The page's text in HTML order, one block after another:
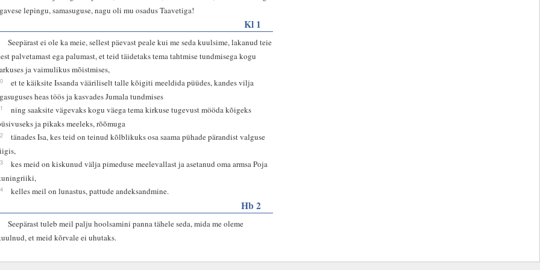
lepingu, samasuguse, nagu oli mu osadus Taavetiga!
Kl 1
Seepärast ei ole ka meie, sellest päevast peale kui me seda kuulsime, lakanud teie
palvetamast ega palumast, et teid täidetaks tema tahtmise tundmisega kogu
ja vaimulikus mõistmises,
et te käiksite Issanda vääriliselt talle kõigiti meeldida püüdes, kandes vilja
heas töös ja kasvades Jumala tundmises
ning saaksite vägevaks kogu väega tema kirkuse tugevust mööda kõigeks
ja pikaks meeleks, rõõmuga
tänades Isa, kes teid on teinud kõlblikuks osa saama pühade pärandist valguse
kes meid on kiskunud välja pimeduse meelevallast ja asetanud oma armsa Poja
kelles meil on lunastus, pattude andeksandmine.
Hb 2
Seepärast tuleb meil palju hoolsamini panna tähele seda, mida me oleme
et meid kõrvale ei uhutaks.